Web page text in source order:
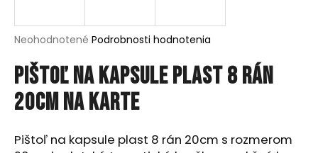
Priemerné
produktu
je
0,0
z
hviezdičiek.
Neohodnotené Podrobnosti hodnotenia
Pištoľ na kapsule plast 8 rán
20cm na karte
Pištoľ na kapsule plast 8 rán 20cm s rozmerom
j
ť
?